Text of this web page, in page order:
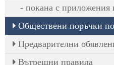
покана с
Обществени поръчки
Предварителни
Вътрешни правила